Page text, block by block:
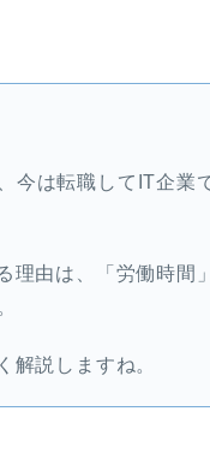
今は転職してIT企業
理由は、「労働時間
解説しますね。